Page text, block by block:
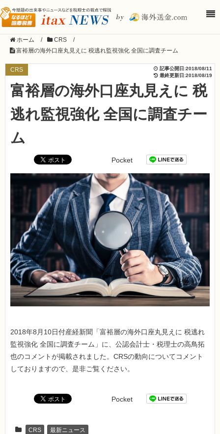
ホーム / CRS
/
富裕層の海外口座丸見えに 税逃れ監視強化 全国に調査チーム
CRS 記事公開日:2018/08/11
最終更新日:2018/08/19
富裕層の海外口座丸見えに 税
逃れ監視強化 全国に調査チー
ム
Pocket
2018年8月10日付産経新聞「富裕層の海外口座丸見えに 税逃れ
監視強化 全国に調査チーム」に、公認会計士・税理士の高鳥拓
也のコメントが掲載されました。CRSの動向についてコメント
しておりますので、是非ご覧ください。
Pocket
CRS 最新ニュース